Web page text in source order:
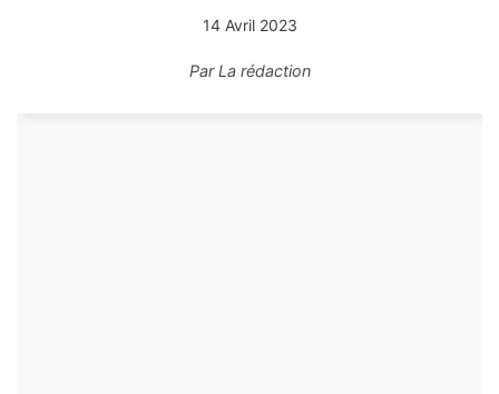
14 Avril 2023
ParLa rédaction